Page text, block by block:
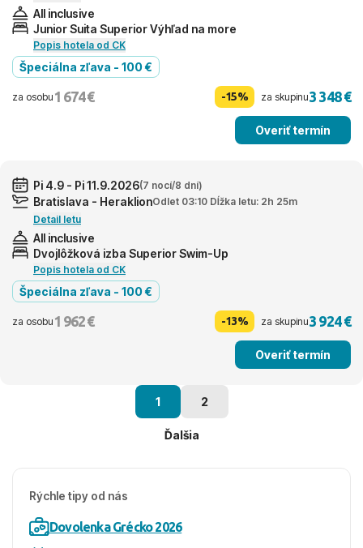
All inclusive
Junior Suita Superior Výhľad na more
Popis hotela od CK
Špeciálna zľava - 100 €
za osobu 1 674 € -15% za skupinu3 348 €
Overiť termín
Pi 4.9 - Pi 11.9.2026(7 nocí/8 dní)
Bratislava - HeraklionOdlet 03:10 Dĺžka letu: 2h 25m
Detail letu
All inclusive
Dvojlôžková izba Superior Swim-Up
Popis hotela od CK
Špeciálna zľava - 100 €
za osobu 1 962 € -13% za skupinu3 924 €
Overiť termín
1 2
Ďalšia
Rýchle tipy od nás
Dovolenka Grécko 2026